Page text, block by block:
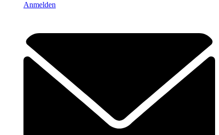
Anmelden